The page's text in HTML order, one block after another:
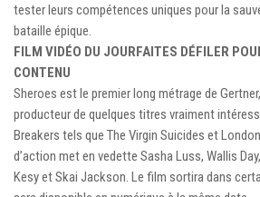
tester leurs compétences uniques pour la
bataille épique.
FILM VIDÉO DU JOURFAITES DÉFILER
CONTENU
Sheroes est le premier long métrage de
producteur de quelques titres vraiment
Breakers tels que The Virgin Suicides et
d’action met en vedette Sasha Luss, Wallis
Kesy et Skai Jackson. Le film sortira dans